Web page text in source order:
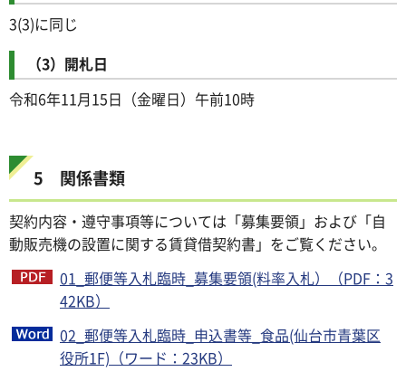
3(3)に同じ
（3）開札日
令和6年11月15日（金曜日）午前10時
5 関係書類
契約内容・遵守事項等については「募集要領」および「自
動販売機の設置に関する賃貸借契約書」をご覧ください。
01_郵便等入札臨時_募集要領(料率入札）（PDF：3
42KB）
02_郵便等入札臨時_申込書等_食品(仙台市青葉区
役所1F)（ワード：23KB）